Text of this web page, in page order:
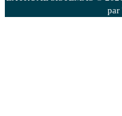
par